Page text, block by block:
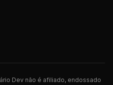
Dev não é afiliado, endossado